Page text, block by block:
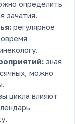
определить
зачатия.
регулярное
зная
можно
цикла влияют